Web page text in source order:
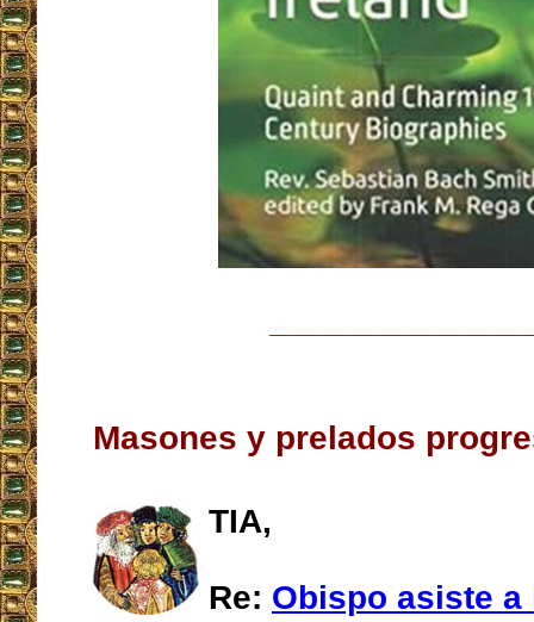
Masones y prelados
TIA,
Re: Obispo asiste